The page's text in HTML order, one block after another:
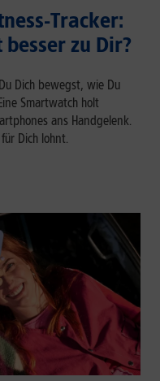
Tracker:
zu Dir?
Dich bewegst, wie Du
Smartwatch holt
ans Handgelenk.
Dich lohnt.